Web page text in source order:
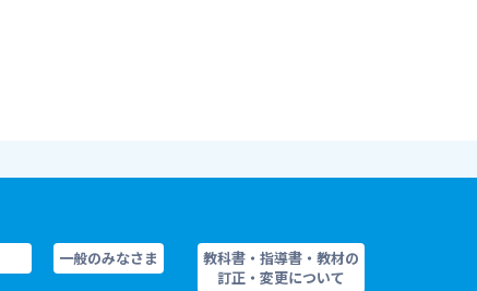
一般のみなさま
教科書・指導書・教材の
訂正・変更について